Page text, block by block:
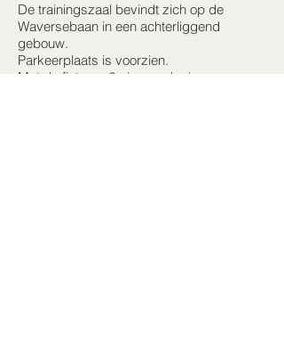
De trainingszaal bevindt zich op de
Waversebaan in een achterliggend
gebouw.
Parkeerplaats is voorzien.
Met de fiets op 2min van de ring.